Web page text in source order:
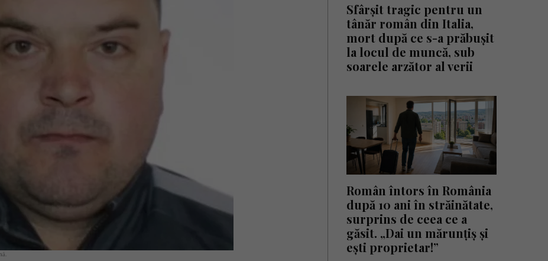
Sfârșit tragic pentru un
tânăr român din Italia,
mort după ce s-a prăbușit
la locul de muncă, sub
soarele arzător al verii
Român întors în România
după 10 ani în străinătate,
surprins de ceea ce a
găsit. „Dai un mărunțiș și
ești proprietar!”